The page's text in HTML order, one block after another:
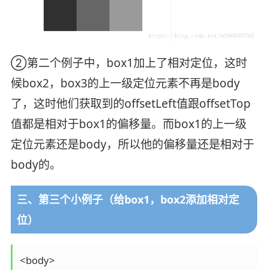
②第二个例子中，box1加上了相对定位，这时
候box2，box3的上一级定位元素不再是body
了，这时他们获取到的offsetLeft值跟offsetTop
值都是相对于box1的偏移量。而box1的上一级
定位元素还是body，所以他的偏移量还是相对于
body的。
三、第三个小例子（给box1，box2添加相对定
位）
<body>